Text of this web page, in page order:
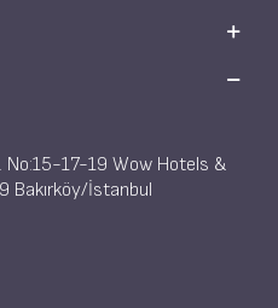
No:15-17-19 Wow Hotels &
Bakırköy/İstanbul